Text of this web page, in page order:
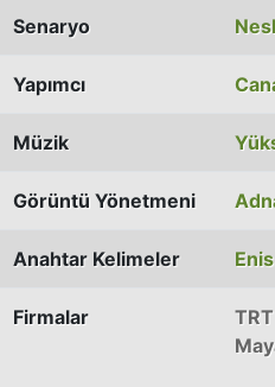
Senaryo
Yapımcı
Müzik
Görüntü Yönetmeni
Anahtar Kelimeler
Firmalar TRT